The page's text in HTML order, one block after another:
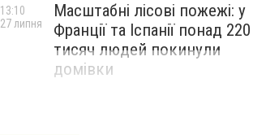
Масштабні лісові пожежі: у
Франції та Іспанії понад 220
тисяч людей покинули
домівки
13:10
27 липня